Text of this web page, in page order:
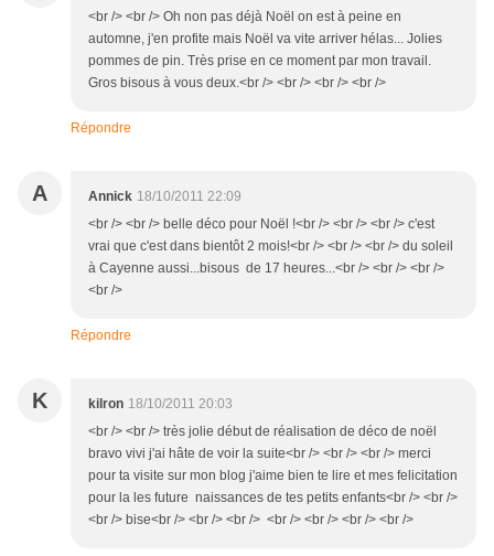
<br /> <br /> Oh non pas déjà Noël on est à peine en
automne, j'en profite mais Noël va vite arriver hélas... Jolies
pommes de pin. Très prise en ce moment par mon travail.
Gros bisous à vous deux.<br /> <br /> <br /> <br />
Répondre
A Annick 18/10/2011 22:09
<br /> <br /> belle déco pour Noël !<br /> <br /> <br /> c'est
vrai que c'est dans bientôt 2 mois!<br /> <br /> <br /> du soleil
à Cayenne aussi...bisous de 17 heures...<br /> <br /> <br />
<br />
Répondre
K kilron 18/10/2011 20:03
<br /> <br /> très jolie début de réalisation de déco de noël
bravo vivi j'ai hâte de voir la suite<br /> <br /> <br /> merci
pour ta visite sur mon blog j'aime bien te lire et mes felicitation
pour la les future naissances de tes petits enfants<br /> <br />
<br /> bise<br /> <br /> <br /> <br /> <br /> <br /> <br />